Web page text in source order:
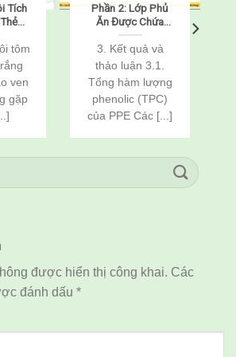
Tích
Cá
Đất
tôm
ven
gặp
Phần 2: Lớp Phủ
Ăn Được Chứa
Chitosan, Nisin Và
Chiết Xuất Vỏ
Khoai Tây Giúp
Kéo Dài Thời Hạn
Sử Dụng Của Tôm
Sú (Penaeus
monodon) Bảo
3. Kết quả và
thảo luận 3.1.
Tổng hàm lượng
phenolic (TPC)
của PPE Các [...]
được hiển thị công khai. Các
đánh dấu *